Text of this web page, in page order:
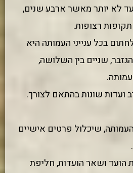
לא יותר מאשר ארבע שנים,
רצופות.
בכל ענייני העמותה היא
שניים בין השלושה,
ועדות שונות בהתאם לצורך.
שיכלול פרטים אישיים
הועד ושאר הועדות, חליפת